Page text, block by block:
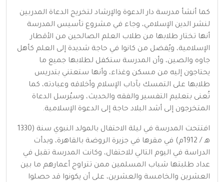
كما أنشأ مدرسة دار الدعوة والإرشاد لتخريج الدعاة المدربين
لنشر الدين الإسلامي، وجاء في مشروع تأسيس المدرسة
أنها تختار طلابها من طلاب العلم الصالحين من الأقطار
الإسلامية، ويُفضل من كانوا في حاجة شديدة إلى العلم كأهل
جاوه والصين، وأن المدرسة ستكفل لطلابها جميع ما
يحتاجون إليه من مسكن وغذاء، وأنها ستعتني بتدريس
طلابها على التمسك بآداب الإسلام وأخلاقه وعبادته، كما
تُعنى بتعليم التفسير والفقه والحديث، وسيُرسل الدعاة
المتخرجون إلى أشد البلاد حاجة إلى الدعوة الإسلامية.
افتتحت المدرسة في ليلة الاحتفال بالمولد النبوي سنة (1330
هـ / 1912م) في مقرها في جزيرة الروضة بالقاهرة، وبدأت
الدراسة في اليوم التالي للاحتفال، وكانت المدرسة تقبل في
عداد طلبتها شباب المسلمين ممن تتراوح أعمارهم ما بين
العشرين والخامسة والعشرين، على أن يكونوا قد حصلوا